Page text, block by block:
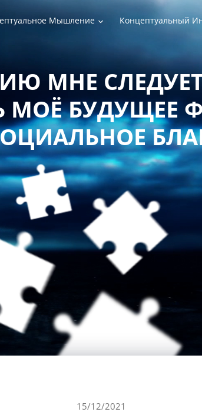
Мышление Концептуальный
МНЕ
БУДУЩЕЕ
15/12/2021